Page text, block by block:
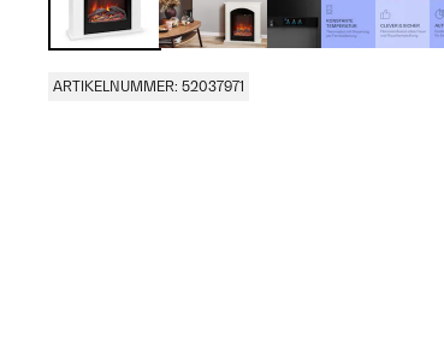
ARTIKELNUMMER: 52037971